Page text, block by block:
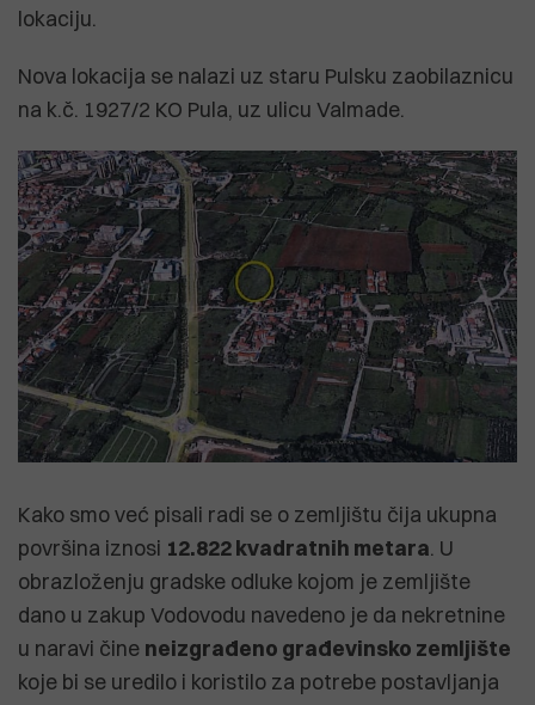
lokaciju.
Nova lokacija se nalazi uz staru Pulsku zaobilaznicu
na k.č. 1927/2 KO Pula, uz ulicu Valmade.
Kako smo već pisali radi se o zemljištu čija ukupna
površina iznosi 12.822 kvadratnih metara. U
obrazloženju gradske odluke kojom je zemljište
dano u zakup Vodovodu navedeno je da nekretnine
u naravi čine neizgrađeno građevinsko zemljište
koje bi se uredilo i koristilo za potrebe postavljanja